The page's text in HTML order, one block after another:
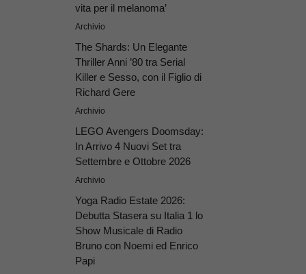
vita per il melanoma’
Archivio
The Shards: Un Elegante
Thriller Anni ’80 tra Serial
Killer e Sesso, con il Figlio di
Richard Gere
Archivio
LEGO Avengers Doomsday:
In Arrivo 4 Nuovi Set tra
Settembre e Ottobre 2026
Archivio
Yoga Radio Estate 2026:
Debutta Stasera su Italia 1 lo
Show Musicale di Radio
Bruno con Noemi ed Enrico
Papi